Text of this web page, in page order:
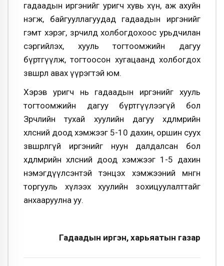
гадаадын иргэнийг уригч хувь хүн, аж ахуйн
нэгж, байгууллагуудад гадаадын иргэнийг
гэмт хэрэг, зөрчилд холбогдохоос урьдчилан
сэргийлэх, хууль тогтоомжийн дагуу
бүртгүүлж, тогтоосон хугацаанд холбогдох
зөвшөөрөл авах үүрэгтэй юм.
Хэрэв уригч нь гадаадын иргэнийг хууль
тогтоомжийн дагуу бүртгүүлээгүй бол
Зөрчлийн тухай хуулийн дагуу хөдөлмөрийн
хөлсний доод хэмжээг 5-10 дахин, оршин суух
зөвшөөрөлгүй иргэнийг нуун далдалсан бол
хөдөлмөрийн хөлсний доод хэмжээг 1-5 дахин
нэмэгдүүлсэнтэй тэнцэх хэмжээний мөнгөн
торгууль хүлээх хуулийн зохицуулалттайг
анхааруулна уу.
Гадаадын иргэн, харьяатын газар